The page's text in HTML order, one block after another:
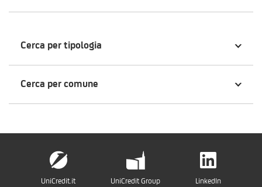
Cerca per tipologia
Cerca per comune
UniCredit.it UniCredit Group LinkedIn